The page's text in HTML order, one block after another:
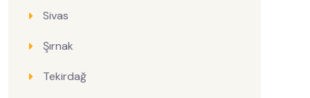
Sivas
Şırnak
Tekirdağ